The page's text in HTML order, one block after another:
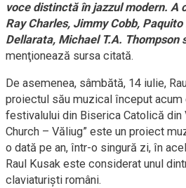
voce distinctă în jazzul modern. A
Ray Charles, Jimmy Cobb, Paquito
Dellarata, Michael T.A. Thompson
menţionează sursa citată.
De asemenea, sâmbătă, 14 iulie,
proiectul său muzical început acum
festivalului din Biserica Catolică din
Church – Văliug” este un proiect
o dată pe an, într-o singură zi, în
Raul Kusak este considerat unul
claviaturişti români.